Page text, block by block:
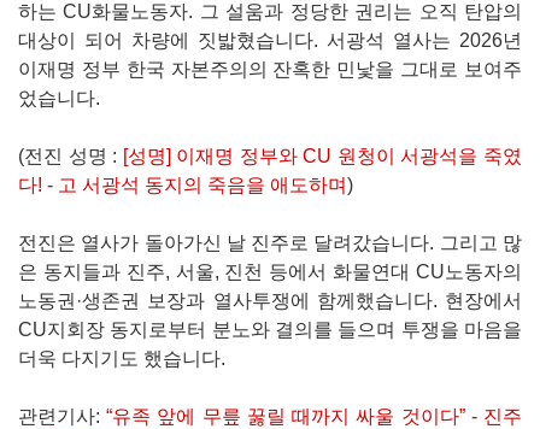
하는 CU화물노동자. 그 설움과 정당한 권리는 오직 탄압의
대상이 되어 차량에 짓밟혔습니다. 서광석 열사는 2026년
이재명 정부 한국 자본주의의 잔혹한 민낯을 그대로 보여주
었습니다.
(전진 성명 : [성명] 이재명 정부와 CU 원청이 서광석을 죽였
다! - 고 서광석 동지의 죽음을 애도하며)
전진은 열사가 돌아가신 날 진주로 달려갔습니다. 그리고 많
은 동지들과 진주, 서울, 진천 등에서 화물연대 CU노동자의
노동권·생존권 보장과 열사투쟁에 함께했습니다. 현장에서
CU지회장 동지로부터 분노와 결의를 들으며 투쟁을 마음을
더욱 다지기도 했습니다.
관련기사:“유족 앞에 무릎 꿇릴 때까지 싸울 것이다” - 진주